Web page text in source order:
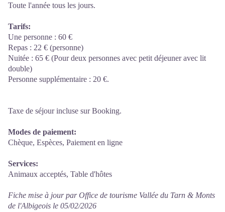
Toute l'année tous les jours.
Tarifs:
Une personne : 60 €
Repas : 22 € (personne)
Nuitée : 65 € (Pour deux personnes avec petit déjeuner avec lit
double)
Personne supplémentaire : 20 €.
Taxe de séjour incluse sur Booking.
Modes de paiement:
Chèque, Espèces, Paiement en ligne
Services:
Animaux acceptés, Table d'hôtes
Fiche mise à jour par Office de tourisme Vallée du Tarn & Monts
de l'Albigeois le 05/02/2026